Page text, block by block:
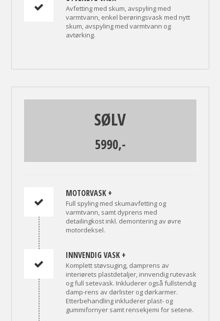
Avfetting med skum, avspyling med
varmtvann, enkel berøringsvask med nytt
skum, avspyling med varmtvann og
avtørking.
SØLV
5990,-
MOTORVASK +
Full spyling med skumavfetting og
varmtvann, samt dyprens med
detailingkost inkl. demontering av øvre
motordeksel.
INNVENDIG VASK +
Komplett støvsuging, damprens av
interiørets plastdetaljer, innvendig rutevask
og full setevask. Inkluderer også fullstendig
damp-rens av dørlister og dørkarmer.
Etterbehandling inkluderer plast- og
gummifornyer samt rensekjemi for setene.